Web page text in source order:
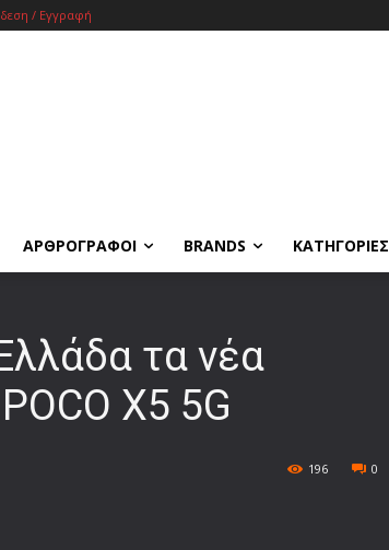
/ Εγγραφή
ΑΡΘΡΟΓΡΑΦΟΙ BRANDS ΚΑΤΗΓΟΡΙΕΣ
τα νέα
X5 5G
0
196